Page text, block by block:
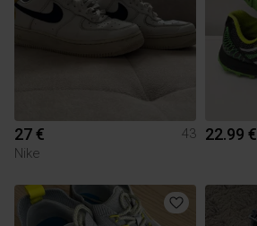
27 €
43
Nike
22.99 €